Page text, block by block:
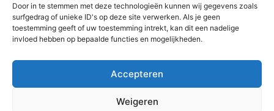
Door in te stemmen met deze technologieën kunnen wij gegevens zoals
surfgedrag of unieke ID's op deze site verwerken. Als je geen
toestemming geeft of uw toestemming intrekt, kan dit een nadelige
invloed hebben op bepaalde functies en mogelijkheden.
Accepteren
Weigeren
Bank NL09 RABO 0326 5083 92 ten name van Stichting OddFellows
Fiscaalnummer
Cookies| Privacy